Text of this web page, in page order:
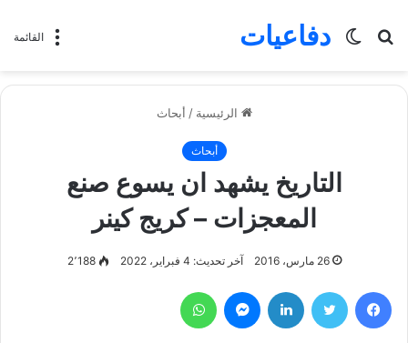
القائمة دفاعيات
بحث
الوضع
الرئيسية / أبحاث
أبحاث
التاريخ يشهد ان يسوع صنع
المعجزات – كريج كينر
26 مارس، 2016 آخر تحديث: 4 فبراير، 2022 2٬188
فيسبوك تويتر لينكدإن ماسنجر